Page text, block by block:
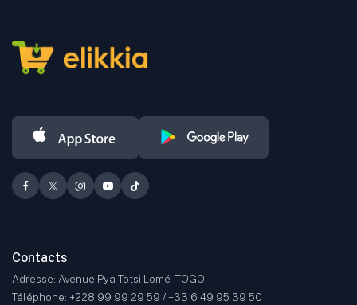
mode, la beauté, l'automobile, le sport, l'électronique grand public,
ainsi que bien d'autres secteurs.
Contacts
Adresse: Avenue Pya Totsi Lomé - TOGO
Téléphone: +228 99 99 29 59 / +33 6 49 95 39 50